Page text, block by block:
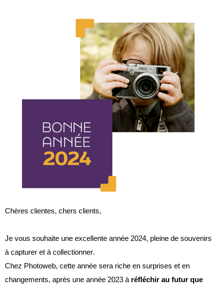
Chères clientes, chers clients,
Je vous souhaite une excellente année 2024, pleine de souvenirs
à capturer et à collectionner.
Chez Photoweb, cette année sera riche en surprises et en
changements, après une année 2023 à réfléchir au futur que